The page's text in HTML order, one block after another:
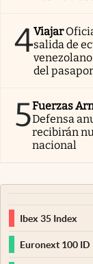
4Viajar
salida de
del
5Fuerzas
Defensa
recibirán
nacional
Ibex 35 Index
Euronext 100 ID